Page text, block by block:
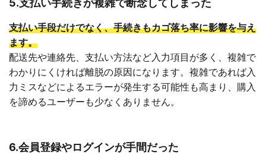
5.支払い手続きが複雑で断念してしまった
支払い手段だけでなく、手続きもカゴ落ち率に影響を与え
ます。
配送先や連絡先、支払い方法など入力項目が多く、複雑で
わかりにくければ離脱の原因になります。複雑であれば入
力ミスなどによるエラーが発生する可能性も高まり、購入
を諦めるユーザーも少なくありません。
6.会員登録やログインが手間だった